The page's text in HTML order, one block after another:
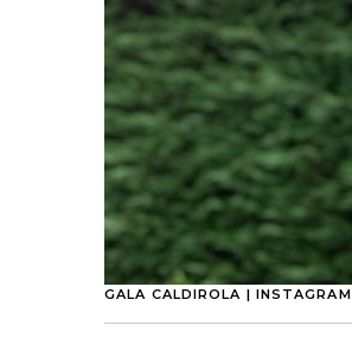
GALA CALDIROLA | INSTAGRAM